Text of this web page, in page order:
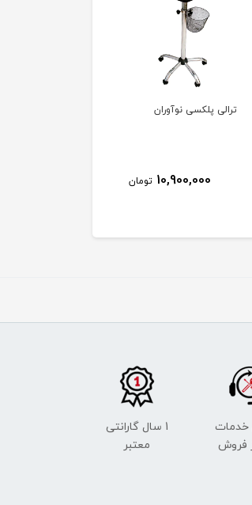
ترالی پلکسی نوآوران
10,900,000 تومان
خدمات
فروش
1 سال گارانتی
معتبر